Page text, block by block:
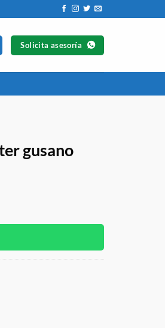
Solicita asesoría
gusano